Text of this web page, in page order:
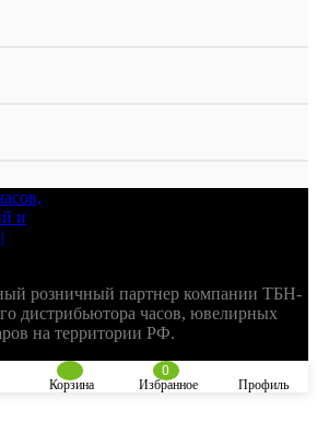
розничный партнер компании ТБН-
дистрибьютора часов, ювелирных
на территории РФ.
Корзина
0
Избранное
Профиль